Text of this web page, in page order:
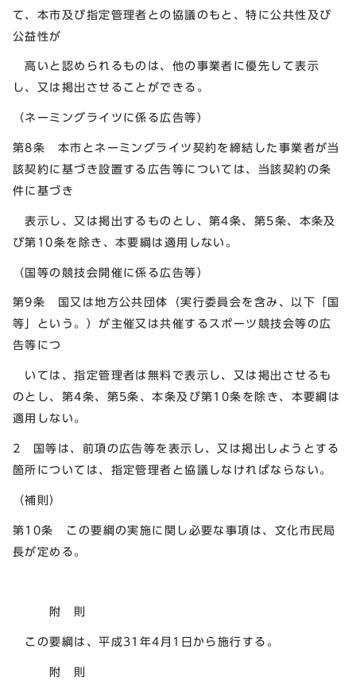
て、本市及び指定管理者との協議のもと、特に公共性及び
公益性が
高いと認められるものは、他の事業者に優先して表示
し、又は掲出させることができる。
（ネーミングライツに係る広告等）
第8条 本市とネーミングライツ契約を締結した事業者が当
該契約に基づき設置する広告等については、当該契約の条
件に基づき
表示し、又は掲出するものとし、第4条、第5条、本条及
び第10条を除き、本要綱は適用しない。
（国等の競技会開催に係る広告等）
第9条 国又は地方公共団体（実行委員会を含み、以下「国
等」という。）が主催又は共催するスポーツ競技会等の広
告等につ
いては、指定管理者は無料で表示し、又は掲出させるも
のとし、第4条、第5条、本条及び第10条を除き、本要綱は
適用しない。
2 国等は、前項の広告等を表示し、又は掲出しようとする
箇所については、指定管理者と協議しなければならない。
（補則）
第10条 この要綱の実施に関し必要な事項は、文化市民局
長が定める。
附 則
この要綱は、平成31年4月1日から施行する。
附 則